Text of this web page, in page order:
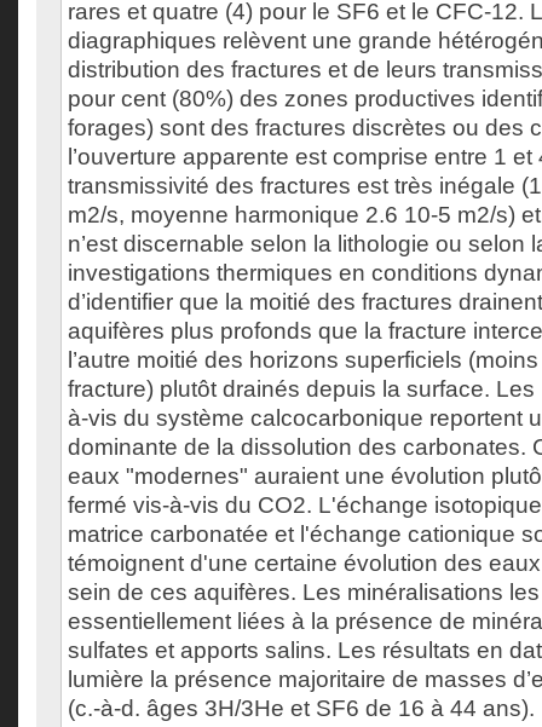
rares et quatre (4) pour le SF6 et le CFC-12.
diagraphiques relèvent une grande
distribution des fractures et de leurs
pour cent (80%) des zones productives
forages) sont des fractures discrètes ou des
l’ouverture apparente est comprise entre 1 et
transmissivité des fractures est très inégale
m2/s, moyenne harmonique 2.6 10-5 m2/s)
n’est discernable selon la lithologie ou selon
investigations thermiques en conditions
d’identifier que la moitié des fractures
aquifères plus profonds que la fracture
l’autre moitié des horizons superficiels
fracture) plutôt drainés depuis la surface.
à-vis du système calcocarbonique reportent
dominante de la dissolution des carbonates.
eaux "modernes" auraient une évolution
fermé vis-à-vis du CO2. L'échange
matrice carbonatée et l'échange cationique
témoignent d'une certaine évolution des
sein de ces aquifères. Les minéralisations
essentiellement liées à la présence de
sulfates et apports salins. Les résultats en
lumière la présence majoritaire de masses
(c.-à-d. âges 3H/3He et SF6 de 16 à 44